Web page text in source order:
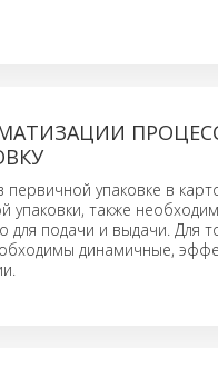
первичной упаковке в
упаковки, также
для подачи и выдачи. Для
динамичные,